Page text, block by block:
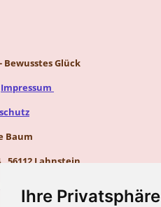
Ihre
Glück
Impressum
Baum
56112 Lahnstein
8450 2773